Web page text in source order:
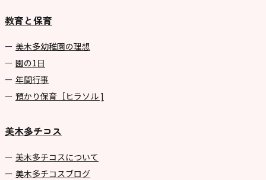
教育と保育
美⽊多幼稚園の理想
園の1⽇
年間⾏事
預かり保育［ヒラソル ]
美木多チコス
美⽊多チコスについて
美⽊多チコスブログ